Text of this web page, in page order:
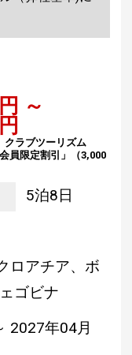
～
クラブツーリズム
員限定割引」（3,000
5泊8日
ロアチア、ボ
ゴビナ
2027年04月